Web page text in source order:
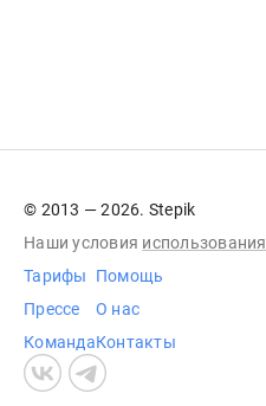
© 2013 — 2026. Stepik
Наши условия использования
Тарифы
Прессе
Команда
Помощь
О нас
Контакты